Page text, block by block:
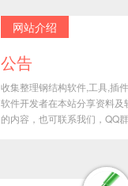
网站介绍
公告
收集整理钢结构软件,工具,插
软件开发者在本站分享资料及
的内容，也可联系我们，QQ